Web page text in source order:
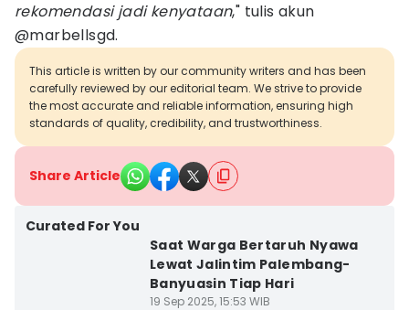
rekomendasi jadi kenyataan," tulis akun
@marbellsgd.
This article is written by our community writers and has been
carefully reviewed by our editorial team. We strive to provide
the most accurate and reliable information, ensuring high
standards of quality, credibility, and trustworthiness.
Share Article
Curated For You
Saat Warga Bertaruh Nyawa
Lewat Jalintim Palembang-
Banyuasin Tiap Hari
19 Sep 2025, 15:53 WIB